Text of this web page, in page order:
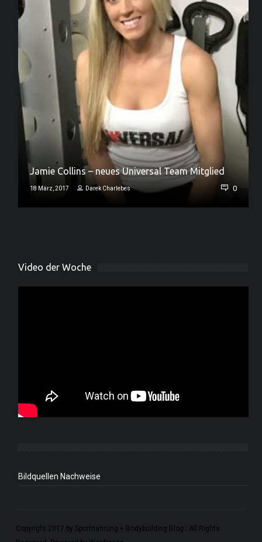
Jamie Collins – neues Universal Team Mitglied
18 März, 2017 Darek Charlebes 0
Video der Woche
Bildquellen Nachweise
Copyright 2017 by Sportnahrung + Bodybuilding Blog . All Rights